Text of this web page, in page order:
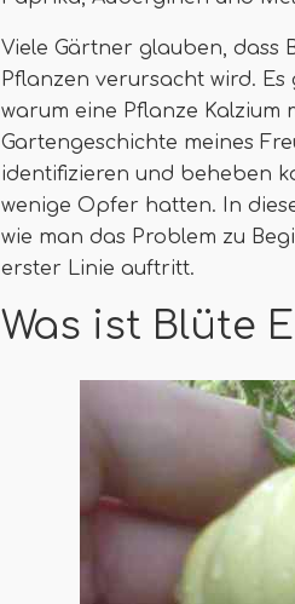
Viele Gärtner glauben, dass
Pflanzen verursacht wird.
warum eine Pflanze Kalzium
Gartengeschichte meines
identifizieren und beheben
wenige Opfer hatten. In
wie man das Problem zu
erster Linie auftritt.
Was ist Blüte